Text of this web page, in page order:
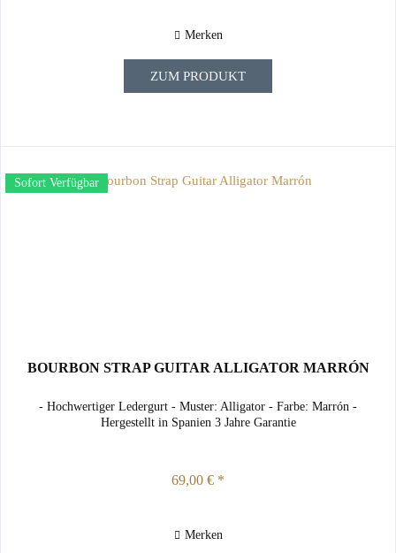
Merken
ZUM PRODUKT
Sofort Verfügbar
BOURBON STRAP GUITAR ALLIGATOR MARRÓN
- Hochwertiger Ledergurt - Muster: Alligator - Farbe: Marrón -
Hergestellt in Spanien 3 Jahre Garantie
69,00 € *
Merken